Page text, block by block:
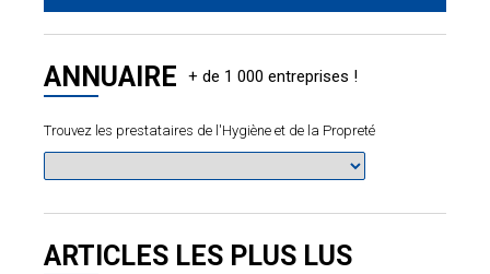
ANNUAIRE
Trouvez les prestataires de l'Hygiène et de la Propreté
ARTICLES LES PLUS LUS